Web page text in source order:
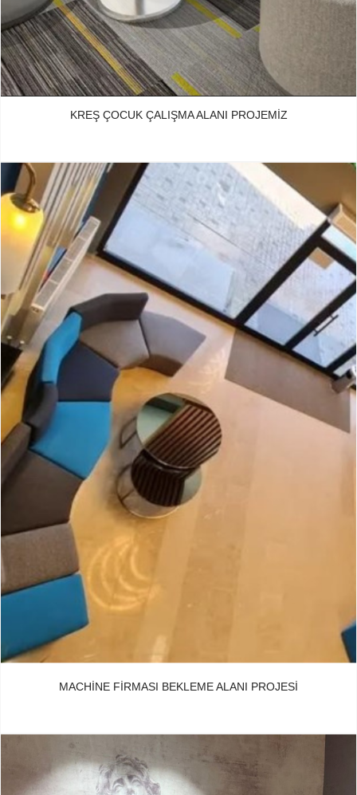
KREŞ ÇOCUK ÇALIŞMA ALANI PROJEMIZ
MACHINE FIRMASI BEKLEME ALANI PROJESI